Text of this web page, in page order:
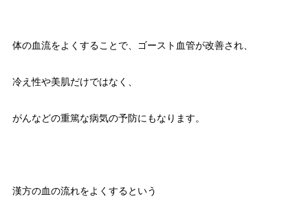
体の血流をよくすることで、ゴースト血管が改善され、
冷え性や美肌だけではなく、
がんなどの重篤な病気の予防にもなります。
漢方の血の流れをよくするという